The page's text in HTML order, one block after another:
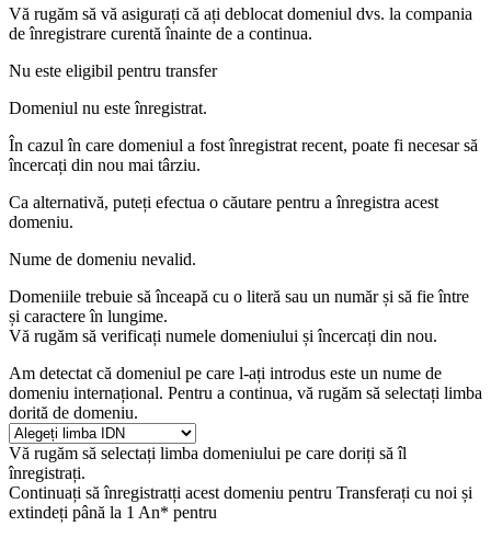
Vă rugăm să vă asigurați că ați deblocat domeniul dvs. la compania
de înregistrare curentă înainte de a continua.
Nu este eligibil pentru transfer
Domeniul nu este înregistrat.
În cazul în care domeniul a fost înregistrat recent, poate fi necesar să
încercați din nou mai târziu.
Ca alternativă, puteți efectua o căutare pentru a înregistra acest
domeniu.
Nume de domeniu nevalid.
Domeniile trebuie să înceapă cu o literă sau un numărși să fie între
și caractere în lungime.
Vă rugăm să verificați numele domeniului și încercați din nou.
Am detectat că domeniul pe care l-ați introdus este un nume de
domeniu internațional. Pentru a continua, vă rugăm să selectați limba
dorită de domeniu.
Vă rugăm să selectați limba domeniului pe care doriți să îl
înregistrați.
Continuați să înregistratți acest domeniu pentru Transferați cu noi și
extindeți până la 1 An* pentru